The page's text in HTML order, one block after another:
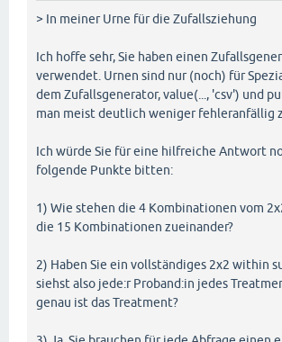
> In meiner Urne für die Zufallsziehung
Ich hoffe sehr, Sie haben einen
verwendet. Urnen sind nur (noch) für
dem Zufallsgenerator, value(..., 'csv') und
man meist deutlich weniger fehleranfällig
Ich würde Sie für eine hilfreiche Antwort
folgende Punkte bitten:
1) Wie stehen die 4 Kombinationen vom
die 15 Kombinationen zueinander?
2) Haben Sie ein vollständiges 2x2 within
siehst also jede:r Proband:in jedes
genau ist das Treatment?